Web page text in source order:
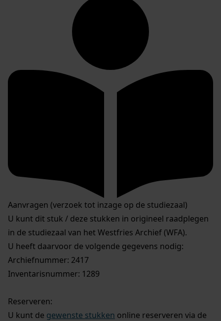
Aanvragen (verzoek tot inzage op de studiezaal)
U kunt dit stuk / deze stukken in origineel raadplegen
in de studiezaal van het Westfries Archief (WFA).
U heeft daarvoor de volgende gegevens nodig:
Archiefnummer: 2417
Inventarisnummer: 1289
Reserveren:
U kunt de gewenste stukken online reserveren via de